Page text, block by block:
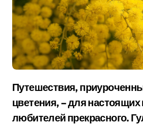
Путешествия, приуроченные к сезону
цветения, – для настоящих
любителей прекрасного.